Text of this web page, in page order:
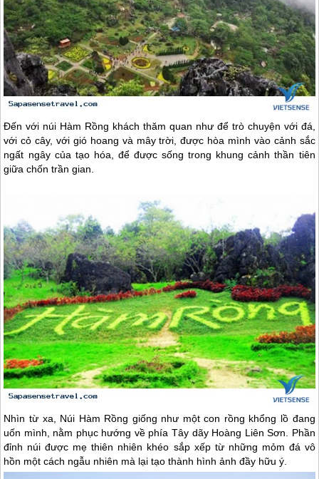
Đến với núi Hàm Rồng khách thăm quan như để trò chuyện với đá,
với cỏ cây, với gió hoang và mây trời, được hòa mình vào cảnh sắc
ngất ngây của tạo hóa, để được sống trong khung cảnh thần tiên
giữa chốn trần gian.
Nhìn từ xa, Núi Hàm Rồng giống như một con rồng khổng lồ đang
uốn mình, nằm phục hướng về phía Tây dãy Hoàng Liên Sơn. Phần
đỉnh núi được mẹ thiên nhiên khéo sắp xếp từ những mỏm đá vô
hồn một cách ngẫu nhiên mà lại tạo thành hình ảnh đầy hữu ý.